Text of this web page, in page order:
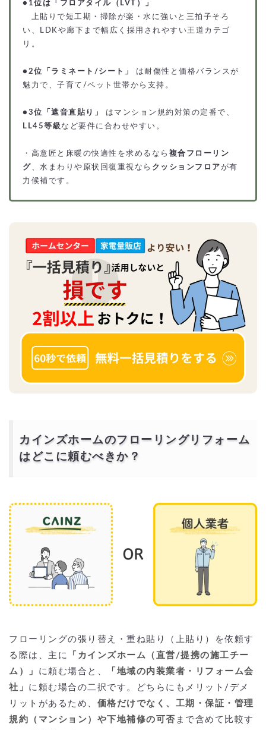
● 1位は「フロアタイル（LVT）」
上貼りで短工期・掃除が楽・水に強いと三拍子そろ
い、LDKや廊下まで幅広く採用されやすい王道カテゴ
リ。
● 2位「ラミネート/シート」
は耐傷性と価格バランスが
魅力で、子育て/ペット世帯から支持。
● 3位「遮音直貼り」
はマンション規約対策の定番で、
LL45等級 など要件に合わせやすい。
・高意匠と床暖の快適性を求めるなら 複合フローリン
グ 、水まわりや原状回復重視なら クッションフロアが有
力候補です。
カインズホームのフローリングリフォーム
はどこに頼むべきか？
フローリングの張り替え・重ね貼り（上貼り）を依頼す
る際は、主に
「カインズホーム（直営/提携の施工チー
ム）」 に頼む場合と、
「地域の内装業者・リフォーム会
社」 に頼む場合の二択です。どちらにもメリット/デメ
リットがあるため、 価格だけでなく、工期・保証・管理
規約（マンション）や下地補修の可否 まで含めて比較す